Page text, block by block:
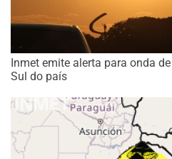
Inmet emite alerta para onda
Sul do país